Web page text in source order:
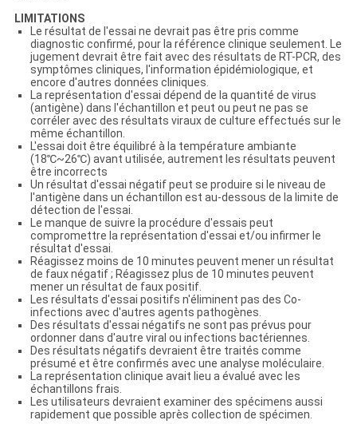
LIMITATIONS
Le résultat de l'essai ne devrait pas être pris comme
diagnostic confirmé, pour la référence clinique seulement. Le
jugement devrait être fait avec des résultats de RT-PCR, des
symptômes cliniques, l'information épidémiologique, et
encore d'autres données cliniques.
La représentation d'essai dépend de la quantité de virus
(antigène) dans l'échantillon et peut ou peut ne pas se
corréler avec des résultats viraux de culture effectués sur le
même échantillon.
L'essai doit être équilibré à la température ambiante
(18℃~26℃) avant utilisée, autrement les résultats peuvent
être incorrects
Un résultat d'essai négatif peut se produire si le niveau de
l'antigène dans un échantillon est au-dessous de la limite de
détection de l'essai.
Le manque de suivre la procédure d'essais peut
compromettre la représentation d'essai et/ou infirmer le
résultat d'essai.
Réagissez moins de 10 minutes peuvent mener un résultat
de faux négatif ; Réagissez plus de 10 minutes peuvent
mener un résultat de faux positif.
Les résultats d'essai positifs n'éliminent pas des Co-
infections avec d'autres agents pathogènes.
Des résultats d'essai négatifs ne sont pas prévus pour
ordonner dans d'autre viral ou infections bactériennes.
Des résultats négatifs devraient être traités comme
présumé et être confirmés avec une analyse moléculaire.
La représentation clinique avait lieu a évalué avec les
échantillons frais.
Les utilisateurs devraient examiner des spécimens aussi
rapidement que possible après collection de spécimen.